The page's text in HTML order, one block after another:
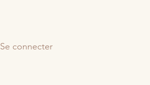
Se connecter